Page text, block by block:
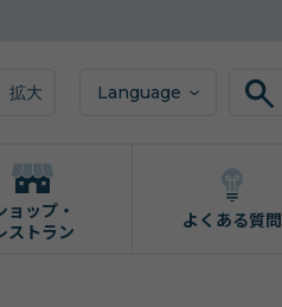
拡大 Language
ョップ・
ストラン
よくある質問